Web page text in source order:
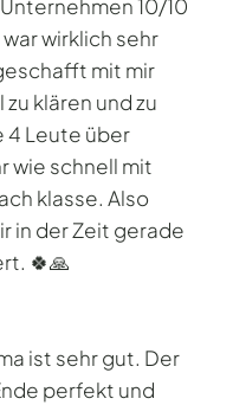
10/10
wirklich sehr
mit mir
klären und zu
4 Leute über
wie schnell mit
klasse. Also
in der Zeit gerade
🍀🙏
ist sehr gut. Der
perfekt und